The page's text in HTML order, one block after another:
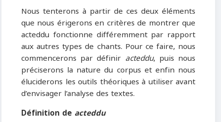
Nous tenterons à partir de ces deux éléments
que nous érigerons en critères de montrer que
acteddu fonctionne différemment par rapport
aux autres types de chants. Pour ce faire, nous
commencerons par définir acteddu, puis nous
préciserons la nature du corpus et enfin nous
éluciderons les outils théoriques à utiliser avant
d’envisager l’analyse des textes.
Définition de acteddu